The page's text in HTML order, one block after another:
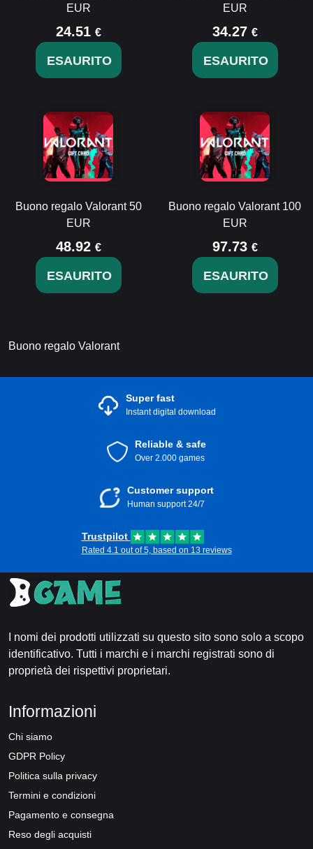
EUR
24.51 €
ESAURITO
EUR
34.27 €
ESAURITO
Buono regalo Valorant 50
EUR
48.92 €
ESAURITO
Buono regalo Valorant 100
EUR
97.73 €
ESAURITO
Buono regalo Valorant
Super fast
Instant digital download
Reliable & safe
Over 2.000 games
Customer support
Human support 24/7
Trustpilot
Rated 4.1 out of 5, based on 13 reviews
I nomi dei prodotti utilizzati su questo sito sono solo a scopo
identificativo. Tutti i marchi e i marchi registrati sono di
proprietà dei rispettivi proprietari.
Informazioni
Chi siamo
GDPR Policy
Politica sulla privacy
Termini e condizioni
Pagamento e consegna
Reso degli acquisti